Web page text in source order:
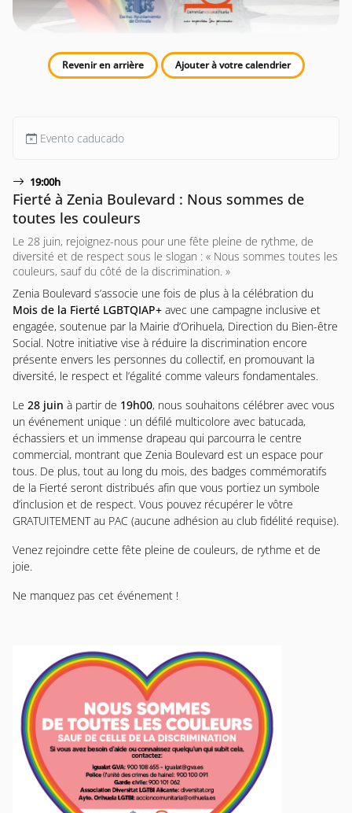
Revenir en arrière Ajouter à votre calendrier
Evento caducado
19:00h
Fierté à Zenia Boulevard : Nous sommes de
toutes les couleurs
Le 28 juin, rejoignez-nous pour une fête pleine de rythme, de
diversité et de respect sous le slogan : « Nous sommes toutes les
couleurs, sauf du côté de la discrimination. »
Zenia Boulevard s’associe une fois de plus à la célébration du
Mois de la Fierté LGBTQIAP+ avec une campagne inclusive et
engagée, soutenue par la Mairie d’Orihuela, Direction du Bien-être
Social. Notre initiative vise à réduire la discrimination encore
présente envers les personnes du collectif, en promouvant la
diversité, le respect et l’égalité comme valeurs fondamentales.
Le 28 juin à partir de 19h00, nous souhaitons célébrer avec vous
un événement unique : un défilé multicolore avec batucada,
échassiers et un immense drapeau qui parcourra le centre
commercial, montrant que Zenia Boulevard est un espace pour
tous. De plus, tout au long du mois, des badges commémoratifs
de la Fierté seront distribués afin que vous portiez un symbole
d’inclusion et de respect. Vous pouvez récupérer le vôtre
GRATUITEMENT au PAC (aucune adhésion au club fidélité requise).
Venez rejoindre cette fête pleine de couleurs, de rythme et de
joie.
Ne manquez pas cet événement !